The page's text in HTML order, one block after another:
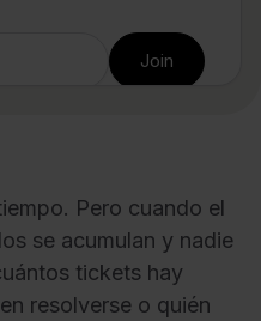
Pero cuando el
se acumulan y nadie
tickets hay
resolverse o quién